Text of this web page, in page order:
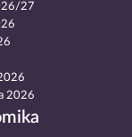
27
2026